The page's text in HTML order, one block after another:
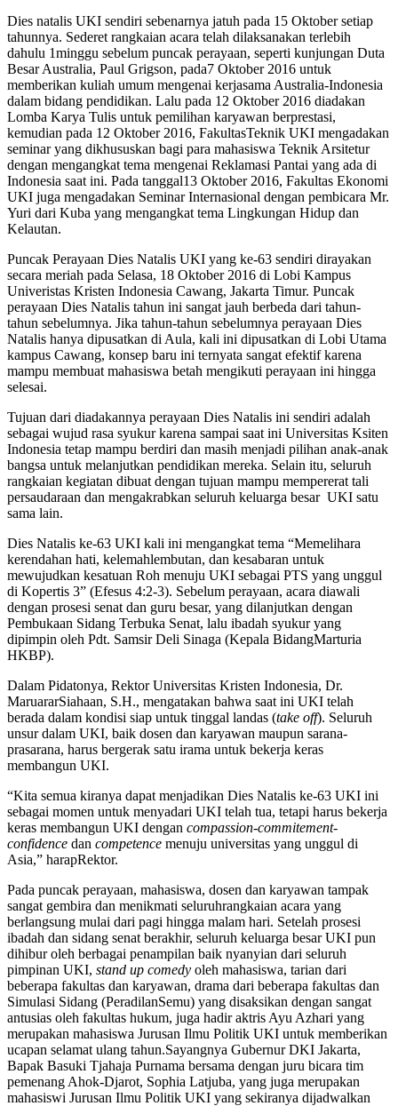
Dies natalis UKI sendiri sebenarnya jatuh pada 15 Oktober setiap
tahunnya. Sederet rangkaian acara telah dilaksanakan terlebih
dahulu 1minggu sebelum puncak perayaan, seperti kunjungan Duta
Besar Australia, Paul Grigson, pada7 Oktober 2016 untuk
memberikan kuliah umum mengenai kerjasama Australia-Indonesia
dalam bidang pendidikan. Lalu pada 12 Oktober 2016 diadakan
Lomba Karya Tulis untuk pemilihan karyawan berprestasi,
kemudian pada 12 Oktober 2016, FakultasTeknik UKI mengadakan
seminar yang dikhususkan bagi para mahasiswa Teknik Arsitetur
dengan mengangkat tema mengenai Reklamasi Pantai yang ada di
Indonesia saat ini. Pada tanggal13 Oktober 2016, Fakultas Ekonomi
UKI juga mengadakan Seminar Internasional dengan pembicara Mr.
Yuri dari Kuba yang mengangkat tema Lingkungan Hidup dan
Kelautan.
Puncak Perayaan Dies Natalis UKI yang ke-63 sendiri dirayakan
secara meriah pada Selasa, 18 Oktober 2016 di Lobi Kampus
Univeristas Kristen Indonesia Cawang, Jakarta Timur. Puncak
perayaan Dies Natalis tahun ini sangat jauh berbeda dari tahun-
tahun sebelumnya. Jika tahun-tahun sebelumnya perayaan Dies
Natalis hanya dipusatkan di Aula, kali ini dipusatkan di Lobi Utama
kampus Cawang, konsep baru ini ternyata sangat efektif karena
mampu membuat mahasiswa betah mengikuti perayaan ini hingga
selesai.
Tujuan dari diadakannya perayaan Dies Natalis ini sendiri adalah
sebagai wujud rasa syukur karena sampai saat ini Universitas Ksiten
Indonesia tetap mampu berdiri dan masih menjadi pilihan anak-anak
bangsa untuk melanjutkan pendidikan mereka. Selain itu, seluruh
rangkaian kegiatan dibuat dengan tujuan mampu mempererat tali
persaudaraan dan mengakrabkan seluruh keluarga besar UKI satu
sama lain.
Dies Natalis ke-63 UKI kali ini mengangkat tema “Memelihara
kerendahan hati, kelemahlembutan, dan kesabaran untuk
mewujudkan kesatuan Roh menuju UKI sebagai PTS yang unggul
di Kopertis 3” (Efesus 4:2-3). Sebelum perayaan, acara diawali
dengan prosesi senat dan guru besar, yang dilanjutkan dengan
Pembukaan Sidang Terbuka Senat, lalu ibadah syukur yang
dipimpin oleh Pdt. Samsir Deli Sinaga (Kepala BidangMarturia
HKBP).
Dalam Pidatonya, Rektor Universitas Kristen Indonesia, Dr.
MaruararSiahaan, S.H., mengatakan bahwa saat ini UKI telah
berada dalam kondisi siap untuk tinggal landas (take off). Seluruh
unsur dalam UKI, baik dosen dan karyawan maupun sarana-
prasarana, harus bergerak satu irama untuk bekerja keras
membangun UKI.
“Kita semua kiranya dapat menjadikan Dies Natalis ke-63 UKI ini
sebagai momen untuk menyadari UKI telah tua, tetapi harus bekerja
keras membangun UKI dengan compassion-commitement-
confidence dan competence menuju universitas yang unggul di
Asia,” harapRektor.
Pada puncak perayaan, mahasiswa, dosen dan karyawan tampak
sangat gembira dan menikmati seluruhrangkaian acara yang
berlangsung mulai dari pagi hingga malam hari. Setelah prosesi
ibadah dan sidang senat berakhir, seluruh keluarga besar UKI pun
dihibur oleh berbagai penampilan baik nyanyian dari seluruh
pimpinan UKI, stand up comedy oleh mahasiswa, tarian dari
beberapa fakultas dan karyawan, drama dari beberapa fakultas dan
Simulasi Sidang (PeradilanSemu) yang disaksikan dengan sangat
antusias oleh fakultas hukum, juga hadir aktris Ayu Azhari yang
merupakan mahasiswa Jurusan Ilmu Politik UKI untuk memberikan
ucapan selamat ulang tahun.Sayangnya Gubernur DKI Jakarta,
Bapak Basuki Tjahaja Purnama bersama dengan juru bicara tim
pemenang Ahok-Djarot, Sophia Latjuba, yang juga merupakan
mahasiswi Jurusan Ilmu Politik UKI yang sekiranya dijadwalkan